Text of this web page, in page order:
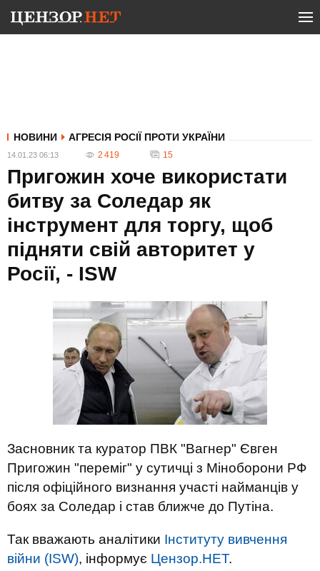
НОВИНИ АГРЕСІЯ РОСІЇ ПРОТИ УКРАЇНИ
14.01.23 06:13 2 419 15
Пригожин хоче використати
битву за Соледар як
інструмент для торгу, щоб
підняти свій авторитет у
Росії, - ISW
Засновник та куратор ПВК "Вагнер" Євген
Пригожин "переміг" у сутичці з Міноборони РФ
після офіційного визнання участі найманців у
боях за Соледар і став ближче до Путіна.
Так вважають аналітики Інституту вивчення
війни (ISW), інформує Цензор.НЕТ.